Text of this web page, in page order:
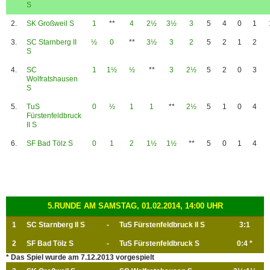
S
2. SK Großweil S 1 ** 4 2½ 3½ 3 5 4 0 1
3.
SC Starnberg II
S
½ 0 ** 3½ 3 2 5 2 1 2
4.
SC
Wolfratshausen
S
1 1½ ½ ** 3 2½ 5 2 0 3
5.
TuS
Fürstenfeldbruck
II S
0 ½ 1 1 ** 2½ 5 1 0 4
6. SF Bad Tölz S 0 1 2 1½ 1½ ** 5 0 1 4
5.RUNDE AM SAMSTAG, 01.02.2014, 14:00 UHR
1 SC Starnberg II S - TuS Fürstenfeldbruck II S 3:1
2 SF Bad Tölz S - TuS Fürstenfeldbruck S
0:4 *
* Das Spiel wurde am 7.12.2013 vorgespielt